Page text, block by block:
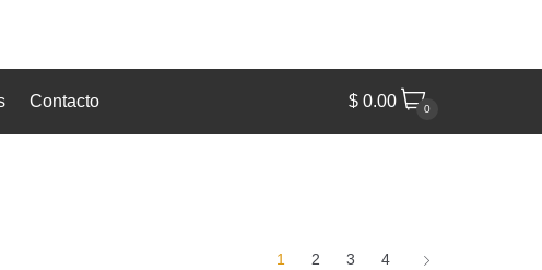
Contacto $ 0.00 0
1 2 3 4